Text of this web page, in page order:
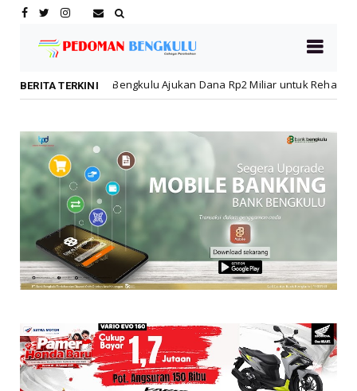
BERITA TERKINI
Ajukan Dana Rp2 Miliar untuk Rehabilitasi SMPN 19